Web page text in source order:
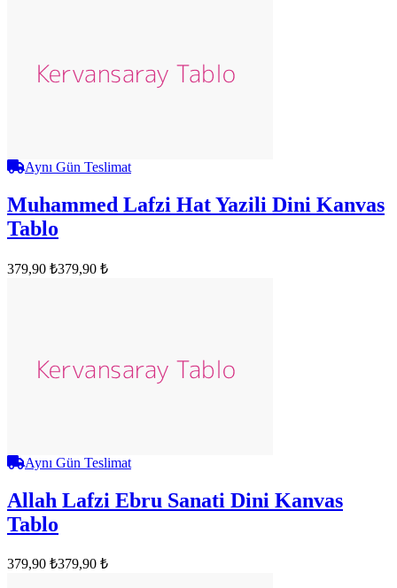
Aynı Gün Teslimat
Muhammed Lafzi Hat Yazili Dini Kanvas
Tablo
379,90 ₺379,90 ₺
Aynı Gün Teslimat
Allah Lafzi Ebru Sanati Dini Kanvas
Tablo
379,90 ₺379,90 ₺